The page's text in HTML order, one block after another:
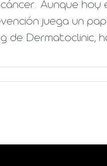
Aunque hoy
juega un
de Dermatoclinic,